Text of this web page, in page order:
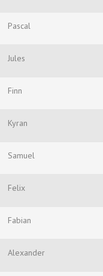
Pascal
Jules
Finn
Kyran
Samuel
Felix
Fabian
Alexander